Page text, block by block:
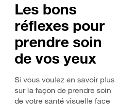
Les bons
réflexes pour
prendre soin
de vos yeux
Si vous voulez en savoir plus
sur la façon de prendre soin
de votre santé visuelle face